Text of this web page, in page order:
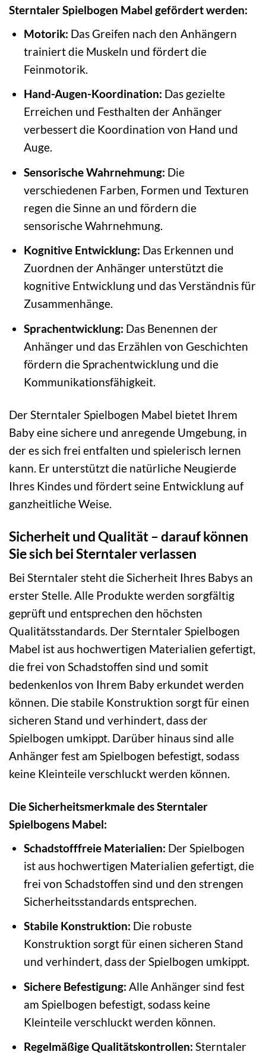
Sterntaler Spielbogen Mabel gefördert werden:
Motorik: Das Greifen nach den Anhängern
trainiert die Muskeln und fördert die
Feinmotorik.
Hand-Augen-Koordination: Das gezielte
Erreichen und Festhalten der Anhänger
verbessert die Koordination von Hand und
Auge.
Sensorische Wahrnehmung: Die
verschiedenen Farben, Formen und Texturen
regen die Sinne an und fördern die
sensorische Wahrnehmung.
Kognitive Entwicklung: Das Erkennen und
Zuordnen der Anhänger unterstützt die
kognitive Entwicklung und das Verständnis für
Zusammenhänge.
Sprachentwicklung: Das Benennen der
Anhänger und das Erzählen von Geschichten
fördern die Sprachentwicklung und die
Kommunikationsfähigkeit.
Der Sterntaler Spielbogen Mabel bietet Ihrem
Baby eine sichere und anregende Umgebung, in
der es sich frei entfalten und spielerisch lernen
kann. Er unterstützt die natürliche Neugierde
Ihres Kindes und fördert seine Entwicklung auf
ganzheitliche Weise.
Sicherheit und Qualität – darauf können
Sie sich bei Sterntaler verlassen
Bei Sterntaler steht die Sicherheit Ihres Babys an
erster Stelle. Alle Produkte werden sorgfältig
geprüft und entsprechen den höchsten
Qualitätsstandards. Der Sterntaler Spielbogen
Mabel ist aus hochwertigen Materialien gefertigt,
die frei von Schadstoffen sind und somit
bedenkenlos von Ihrem Baby erkundet werden
können. Die stabile Konstruktion sorgt für einen
sicheren Stand und verhindert, dass der
Spielbogen umkippt. Darüber hinaus sind alle
Anhänger fest am Spielbogen befestigt, sodass
keine Kleinteile verschluckt werden können.
Die Sicherheitsmerkmale des Sterntaler
Spielbogens Mabel:
Schadstofffreie Materialien: Der Spielbogen
ist aus hochwertigen Materialien gefertigt, die
frei von Schadstoffen sind und den strengen
Sicherheitsstandards entsprechen.
Stabile Konstruktion: Die robuste
Konstruktion sorgt für einen sicheren Stand
und verhindert, dass der Spielbogen umkippt.
Sichere Befestigung: Alle Anhänger sind fest
am Spielbogen befestigt, sodass keine
Kleinteile verschluckt werden können.
Regelmäßige Qualitätskontrollen: Sterntaler